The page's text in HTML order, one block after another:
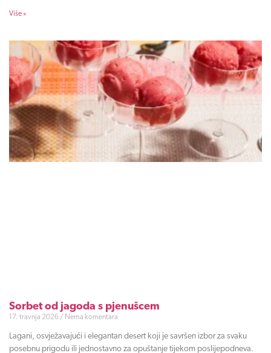
Više »
Sorbet od jagoda s pjenušcem
17. travnja 2026 Nema komentara
Lagani, osvježavajući i elegantan desert koji je savršen izbor za svaku
posebnu prigodu ili jednostavno za opuštanje tijekom poslijepodneva.